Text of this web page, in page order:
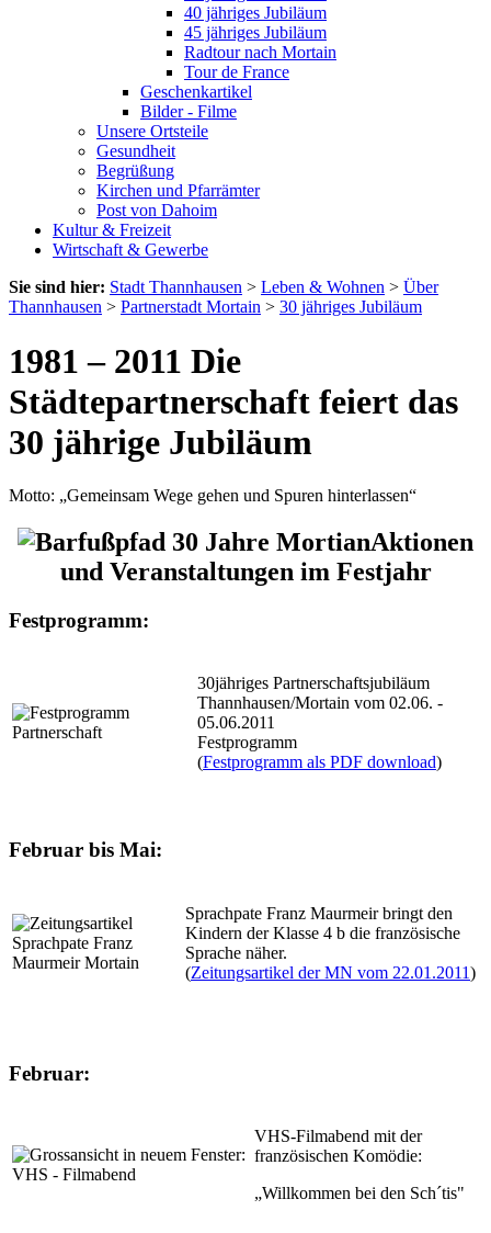
40 jähriges Jubiläum
45 jähriges Jubiläum
Radtour nach Mortain
Tour de France
Geschenkartikel
Bilder - Filme
Unsere Ortsteile
Gesundheit
Begrüßung
Kirchen und Pfarrämter
Post von Dahoim
Kultur & Freizeit
Wirtschaft & Gewerbe
Sie sind hier: Stadt Thannhausen > Leben & Wohnen > Über
Thannhausen > Partnerstadt Mortain > 30 jähriges Jubiläum
1981 – 2011 Die
Städtepartnerschaft feiert das
30 jährige Jubiläum
Motto: „Gemeinsam Wege gehen und Spuren hinterlassen“
Aktionen
und Veranstaltungen im Festjahr
Festprogramm:
30jähriges Partnerschaftsjubiläum
Thannhausen/Mortain vom 02.06. -
05.06.2011
Festprogramm
(Festprogramm als PDF download)
Februar bis Mai:
Sprachpate Franz Maurmeir bringt den
Kindern der Klasse 4 b die französische
Sprache näher.
(Zeitungsartikel der MN vom 22.01.2011)
Februar:
VHS-Filmabend mit der
französischen Komödie:
„Willkommen bei den Sch´tis"